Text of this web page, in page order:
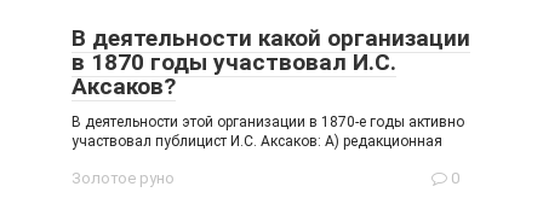
В деятельности какой организации
в 1870 годы участвовал И.С.
Аксаков?
В деятельности этой организации в 1870-е годы активно
участвовал публицист И.С. Аксаков: А) редакционная
Золотое руно 0